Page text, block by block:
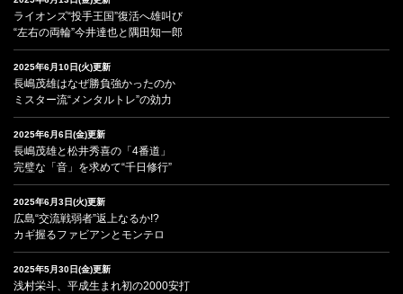
ライオンズ“投手王国”復活へ雄叫び
“左右の両輪”今井達也と隅田知一郎
2025年6月10日(火)更新
長嶋茂雄はなぜ勝負強かったのか
ミスター流“メンタルトレ”の効力
2025年6月6日(金)更新
長嶋茂雄と松井秀喜の「4番道」
完璧な「音」を求めて“千日修行”
2025年6月3日(火)更新
広島“交流戦弱者”返上なるか!?
カギ握るファビアンとモンテロ
2025年5月30日(金)更新
浅村栄斗、平成生まれ初の2000安打